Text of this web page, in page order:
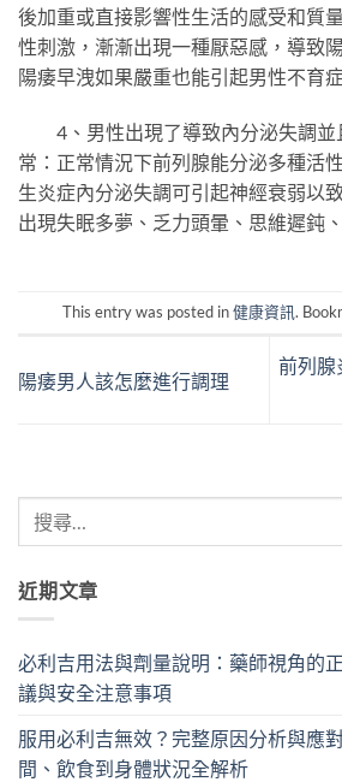
後加重或直接影響性生活的感受和質
性刺激，漸漸出現一種厭惡感，導致
陽痿早洩如果嚴重也能引起男性不育
4、男性出現了導致內分泌失調並
常：正常情況下前列腺能分泌多種活
生炎症內分泌失調可引起神經衰弱以
出現失眠多夢、乏力頭暈、思維遲鈍
This entry was posted in健康資訊.
陽痿男人該怎麼進行調理
前列腺
近期文章
必利吉用法與劑量說明：藥師視角的
議與安全注意事項
服用必利吉無效？完整原因分析與應
間、飲食到身體狀況全解析